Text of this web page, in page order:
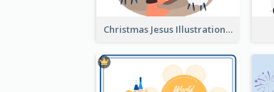
Christmas Jesus Illustration